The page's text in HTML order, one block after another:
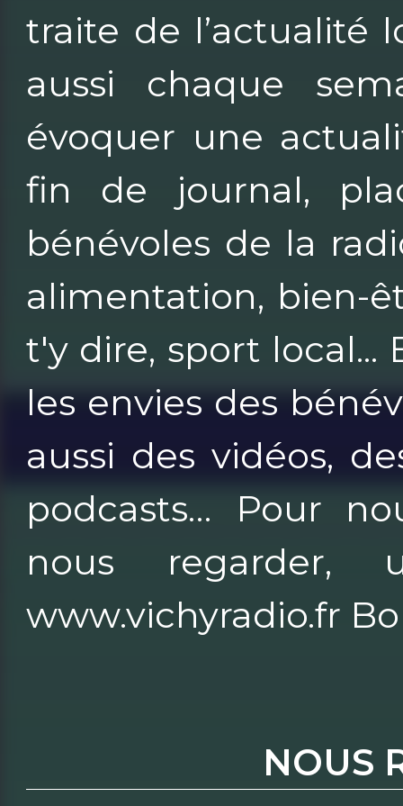
traite de l’actualité
aussi chaque
évoquer une
fin de journal,
bénévoles de la
alimentation, bien-
t'y dire, sport local...
les envies des
aussi des vidéos,
podcasts… Pour
nous regarder,
www.vichyradio.fr
NOUS